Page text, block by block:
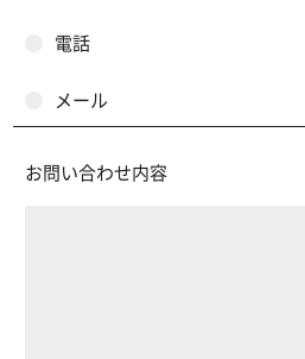
電話
メール
お問い合わせ内容